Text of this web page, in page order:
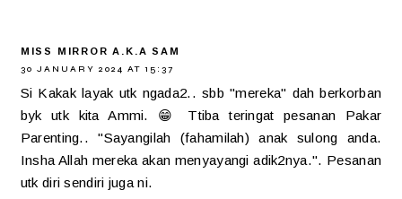
MISS MIRROR A.K.A SAM
30 JANUARY 2024 AT 15:37
Si Kakak layak utk ngada2.. sbb "mereka" dah berkorban
byk utk kita Ammi. 😁 Ttiba teringat pesanan Pakar
Parenting.. "Sayangilah (fahamilah) anak sulong anda.
Insha Allah mereka akan menyayangi adik2nya.". Pesanan
utk diri sendiri juga ni.